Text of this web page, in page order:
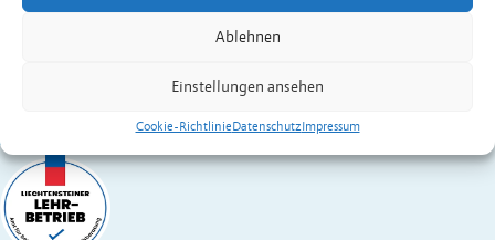
Ablehnen
Einstellungen ansehen
Cookie-RichtlinieDatenschutzImpressum
Festnetz+423 377 50 10,verwaltung@eschen.li